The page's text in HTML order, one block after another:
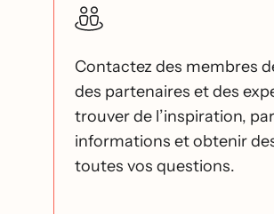
Contactez des membres
des partenaires et des
trouver de l’inspiration,
informations et obtenir
toutes vos questions.